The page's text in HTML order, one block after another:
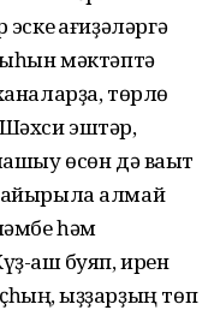
ҡағиҙәләргә
мәктәптә
төрлө
эштәр,
өсөн дә ваҡыт
айырыла алмай
һәм
ҡаш буяп, ирен
ҡыҙҙарҙың төп